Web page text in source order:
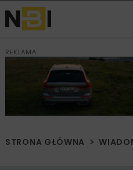
REKLAMA
STRONA GŁÓWNA